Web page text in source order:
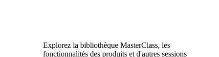
Explorez la bibliothèque MasterClass, les
fonctionnalités des produits et d'autres sessions